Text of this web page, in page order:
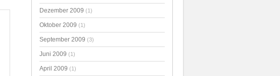
Dezember 2009 (1)
Oktober 2009 (1)
September 2009 (3)
Juni 2009 (1)
April 2009 (1)